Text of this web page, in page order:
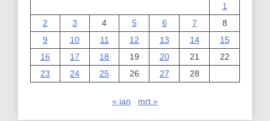
1
2
3 4 5 6 7
8
9
10 11 12 13 14
15
16
17 18 19 20 21
22
23
24 25 26 27 28
« jan mrt »